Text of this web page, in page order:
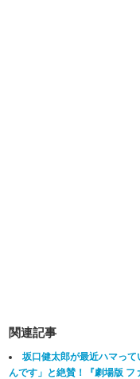
関連記事
坂口健太郎が最近ハマっ
んです」と絶賛！『劇場版